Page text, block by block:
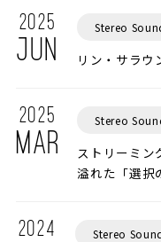
2025
JUN
Stereo
リン・サラウ
2025
MAR
Stereo
ストリーミン
溢れた「選択
2024 Stereo